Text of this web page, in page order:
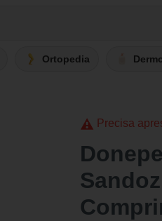
Ortopedia
Precisa